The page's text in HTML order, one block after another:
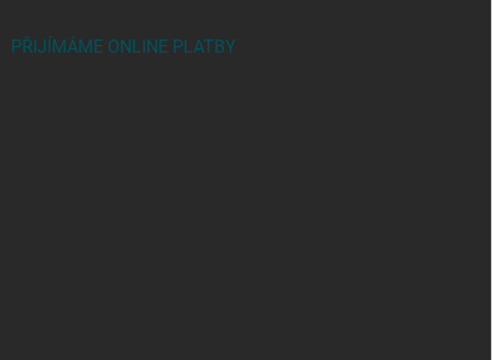
PŘIJÍMÁME ONLINE PLATBY